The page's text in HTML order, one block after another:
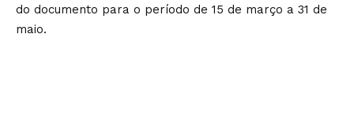
do documento para o período de 15 de março a 31 de
maio.